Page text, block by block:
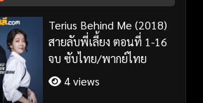
Terius Behind Me (2018)
สายลับพี่เลี้ยง ตอนที่ 1-16
จบ ซับไทย/พากย์ไทย
4 views